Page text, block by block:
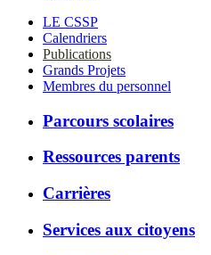
LE CSSP
Calendriers
Publications
Grands Projets
Membres du personnel
Parcours scolaires
Ressources parents
Carrières
Services aux citoyens